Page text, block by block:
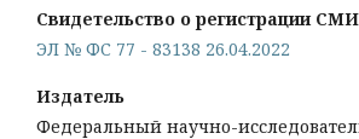
Свидетельство о регистрации
ЭЛ № ФС 77 - 83138 26.04.2022
Издатель
Федеральный научно-